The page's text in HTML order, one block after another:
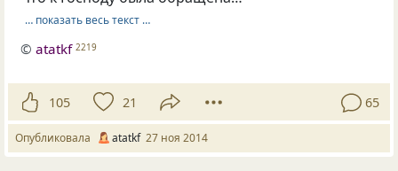
… показать весь текст …
©atatkf 2219
105 21 65
Опубликовала atatkf 27 ноя 2014